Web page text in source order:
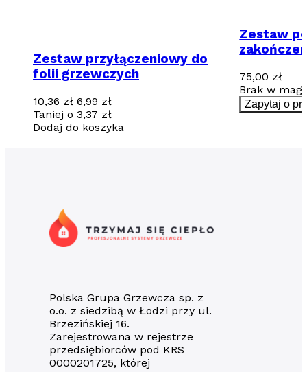
Zestaw przyłączeniowy do
folii grzewczych
10,36zł Pierwotna
cena
wynosiła:
6,99 złAktualna
cena
wynosi:
Taniej o 3,37 zł
Dodaj do koszyka
Zestaw
75,00 zł
Brak w
Zapytaj o
Polska Grupa Grzewcza sp. z
o.o. z siedzibą w Łodzi przy ul.
Brzezińskiej 16.
Zarejestrowana w rejestrze
przedsiębiorców pod KRS
0000201725, której